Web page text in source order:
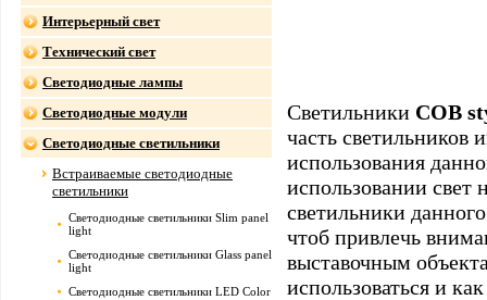
Интерьерный свет
Технический свет
Светодиодные лампы
Светодиодные модули
Светодиодные светильники
Встраиваемые светодиодные
светильники
Светодиодные светильники Slim panel
light
Светодиодные светильники Glass panel
light
Светодиодные светильники LED Color
Светильники COB
часть светильников
использования
использовании свет
светильники
чтоб привлечь
выставочным
использоваться и